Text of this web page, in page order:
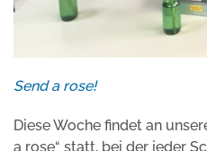
Send a rose!
Diese Woche findet an
a rose“ statt, bei der jeder